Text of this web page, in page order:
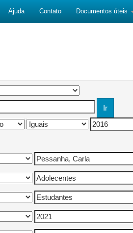
Ajuda Contato Documentos úteis